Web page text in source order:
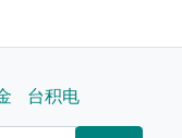
台积电